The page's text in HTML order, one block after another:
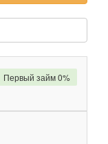
Первый займ 0%